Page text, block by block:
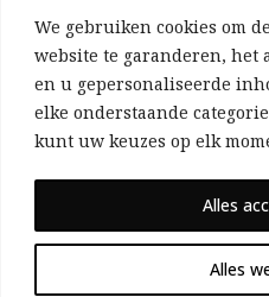
We gebruiken cookies om
website te garanderen, het
en u gepersonaliseerde
elke onderstaande
kunt uw keuzes op elk
Alles
Alles
Aangezien we volledig
(zonder subsidies,
advertenties en zonder
voor de publicatie van
afhankelijk van de
Bij voorbaat dank voor